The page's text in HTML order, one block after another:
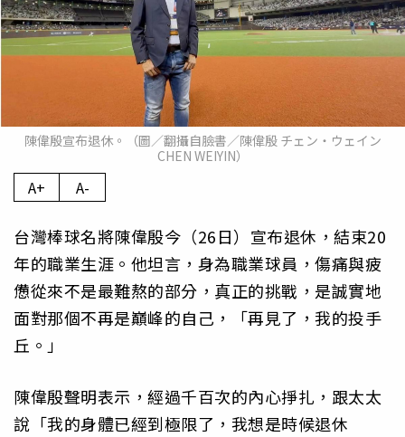
陳偉殷宣布退休。（圖／翻攝自臉書／陳偉殷 チェン・ウェイン
CHEN WEIYIN）
A+ A-
台灣棒球名將陳偉殷今（26日）宣布退休，結束20
年的職業生涯。他坦言，身為職業球員，傷痛與疲
憊從來不是最難熬的部分，真正的挑戰，是誠實地
面對那個不再是巔峰的自己，「再見了，我的投手
丘。」
陳偉殷聲明表示，經過千百次的內心掙扎，跟太太
說「我的身體已經到極限了，我想是時候退休